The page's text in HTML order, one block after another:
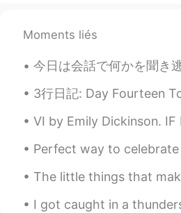
Moments liés
今日は会話で何かを聞き逃した時に使えるフレーズを紹介するね✨ 殆どのニュアンスは変わらないけど、とてもカジュアルな
3行日記: Day Fourteen Tokyo Disneyland に来た！すごく楽しかったです〜今日は「
VI by Emily Dickinson. IF I can stop one heart from
Perfect way to celebrate the first day of spring. 🌸🌸🌸🌸 The
The little things that makes me smile 😊 I've always been a
I got caught in a thunderstorm while on my walk but I got to